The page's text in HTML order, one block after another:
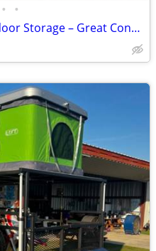
• •
20FT High Cube Secure Outdoor Storage – Great Condition